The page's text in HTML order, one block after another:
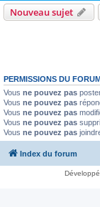
Nouveau sujet
PERMISSIONS DU
Vous ne pouvez pas
Vous ne pouvez pas
Vous ne pouvez pas
Vous ne pouvez pas
Vous ne pouvez pas
Index du forum